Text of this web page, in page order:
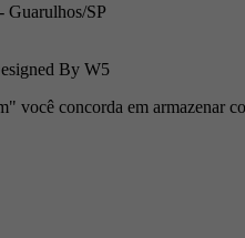
Guarulhos/SP
By W5
você concorda em armazenar